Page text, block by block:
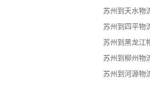
苏州到天水物
苏州到四平物
苏州到黑龙江
苏州到柳州物
苏州到河源物